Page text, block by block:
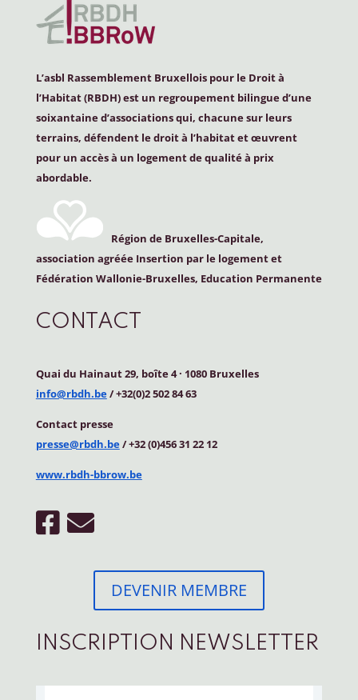
L’asbl Rassemblement Bruxellois pour le Droit à
l’Habitat (RBDH) est un regroupement bilingue d’une
soixantaine d’associations qui, chacune sur leurs
terrains, défendent le droit à l’habitat et œuvrent
pour un accès à un logement de qualité à prix
abordable.
Région de Bruxelles-Capitale,
association agréée Insertion par le logement et
Fédération Wallonie-Bruxelles, Education Permanente
CONTACT
Quai du Hainaut 29, boîte 4· 1080 Bruxelles
info@rbdh.be/ +32(0)2 502 84 63
Contact presse
presse@rbdh.be/ +32 (0)456 31 22 12
www.rbdh-bbrow.be
DEVENIR MEMBRE
INSCRIPTION NEWSLETTER